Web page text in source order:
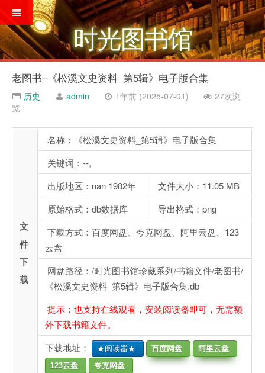
时光图书馆
老图书–《松溪文史资料_第5辑》电子版合集
历史 admin 1年前 (2025-07-01)
27次浏
览
文
件
下
载
名称：《松溪文史资料_第5辑》电子版合集
关键词：--,
出版地区：nan 1982年
文件大小：11.05 MB
原始格式：db数据库
导出格式：png
下载方式：百度网盘、夸克网盘、阿里云盘、123
云盘
网盘路径：/时光图书馆珍藏系列/书籍文件/老图书/
《松溪文史资料_第5辑》电子版合集.db
提示：也支持在线观看，安装阅读器即可，无需额
外下载书籍文件。
下载地址：
★阅读器★ 百度网盘
阿里云盘
123云盘
夸克网盘